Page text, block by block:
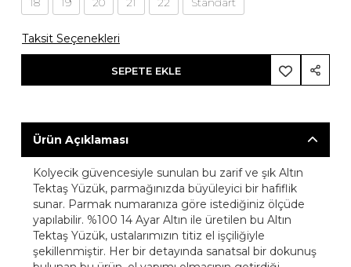
Taksit Seçenekleri
SEPETE EKLE
Ürün Açıklaması
Kolyecik güvencesiyle sunulan bu zarif ve şık Altın
Tektaş Yüzük, parmağınızda büyüleyici bir hafiflik
sunar. Parmak numaranıza göre istediğiniz ölçüde
yapılabilir. %100 14 Ayar Altın ile üretilen bu Altın
Tektaş Yüzük, ustalarımızın titiz el işçiliğiyle
şekillenmiştir. Her bir detayında sanatsal bir dokunuş